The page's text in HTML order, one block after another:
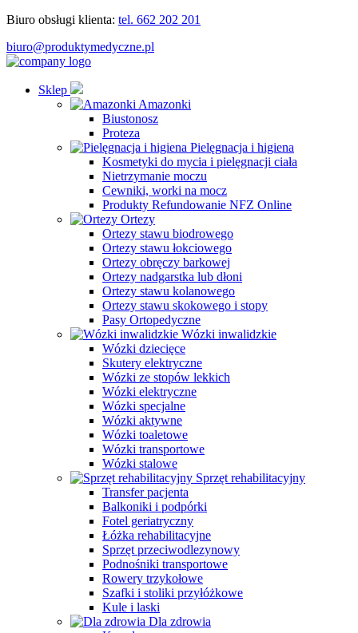
Biuro obsługi klienta: tel. 662 202 201
biuro@produktymedyczne.pl
Sklep
Amazonki
Biustonosz
Proteza
Pielęgnacja i higiena
Kosmetyki do mycia i pielęgnacji ciała
Nietrzymanie moczu
Cewniki, worki na mocz
Produkty Refundowanie NFZ Online
Ortezy
Ortezy stawu biodrowego
Ortezy stawu łokciowego
Ortezy obręczy barkowej
Ortezy nadgarstka lub dłoni
Ortezy stawu kolanowego
Ortezy stawu skokowego i stopy
Pasy Ortopedyczne
Wózki inwalidzkie
Wózki dziecięce
Skutery elektryczne
Wózki ze stopów lekkich
Wózki elektryczne
Wózki specjalne
Wózki aktywne
Wózki toaletowe
Wózki transportowe
Wózki stalowe
Sprzęt rehabilitacyjny
Transfer pacjenta
Balkoniki i podpórki
Fotel geriatryczny
Łóżka rehabilitacyjne
Sprzęt przeciwodlezynowy
Podnośniki transportowe
Rowery trzykołowe
Szafki i stoliki przyłóżkowe
Kule i laski
Dla zdrowia